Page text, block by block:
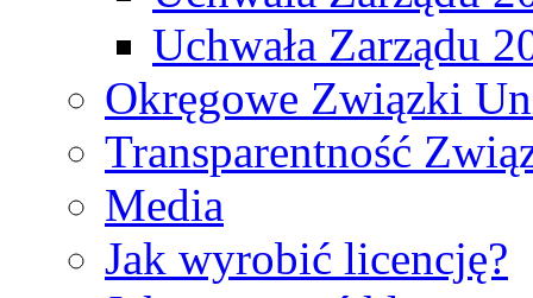
Uchwała Zarządu
Okręgowe Związki
Transparentność
Media
Jak wyrobić licencję?